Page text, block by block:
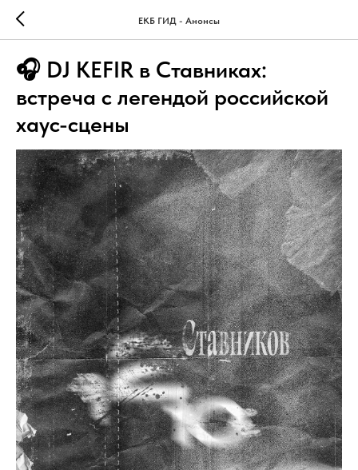
ЕКБ ГИД - Анонсы
🎧 DJ KEFIR в Ставниках:
встреча с легендой российской
хаус-сцены